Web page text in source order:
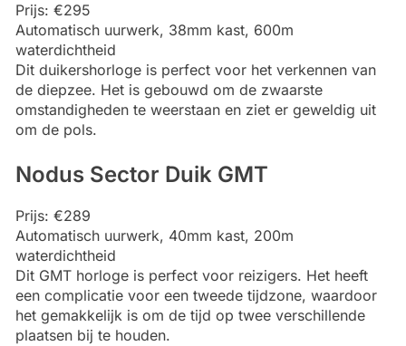
Prijs: €295
Automatisch uurwerk, 38mm kast, 600m
waterdichtheid
Dit duikershorloge is perfect voor het verkennen van
de diepzee. Het is gebouwd om de zwaarste
omstandigheden te weerstaan en ziet er geweldig uit
om de pols.
Nodus Sector Duik GMT
Prijs: €289
Automatisch uurwerk, 40mm kast, 200m
waterdichtheid
Dit GMT horloge is perfect voor reizigers. Het heeft
een complicatie voor een tweede tijdzone, waardoor
het gemakkelijk is om de tijd op twee verschillende
plaatsen bij te houden.